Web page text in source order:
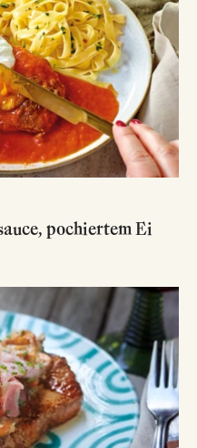
pochiertem Ei